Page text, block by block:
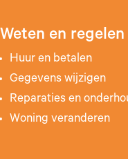
Weten en regelen
Huur en betalen
Gegevens wijzigen
Reparaties en
Woning veranderen